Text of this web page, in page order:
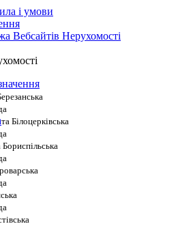
і умови
Вебсайтів Нерухомості
та Білоцерківська
Бориспільська